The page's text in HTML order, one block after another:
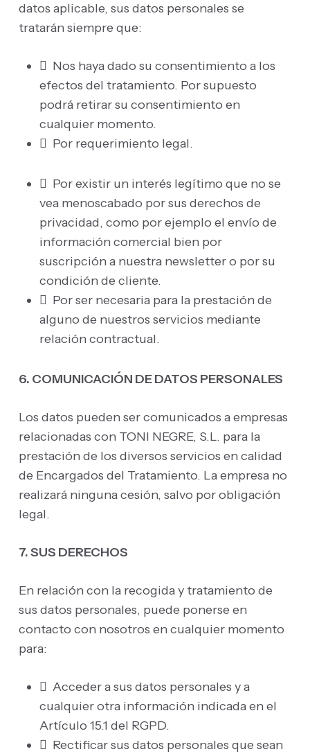
datos aplicable, sus datos personales se
tratarán siempre que:
 Nos haya dado su consentimiento a los
efectos del tratamiento. Por supuesto
podrá retirar su consentimiento en
cualquier momento.
 Por requerimiento legal.
 Por existir un interés legítimo que no se
vea menoscabado por sus derechos de
privacidad, como por ejemplo el envío de
información comercial bien por
suscripción a nuestra newsletter o por su
condición de cliente.
 Por ser necesaria para la prestación de
alguno de nuestros servicios mediante
relación contractual.
6. COMUNICACIÓN DE DATOS PERSONALES
Los datos pueden ser comunicados a empresas
relacionadas con TONI NEGRE, S.L. para la
prestación de los diversos servicios en calidad
de Encargados del Tratamiento. La empresa no
realizará ninguna cesión, salvo por obligación
legal.
7. SUS DERECHOS
En relación con la recogida y tratamiento de
sus datos personales, puede ponerse en
contacto con nosotros en cualquier momento
para:
 Acceder a sus datos personales y a
cualquier otra información indicada en el
Artículo 15.1 del RGPD.
 Rectificar sus datos personales que sean